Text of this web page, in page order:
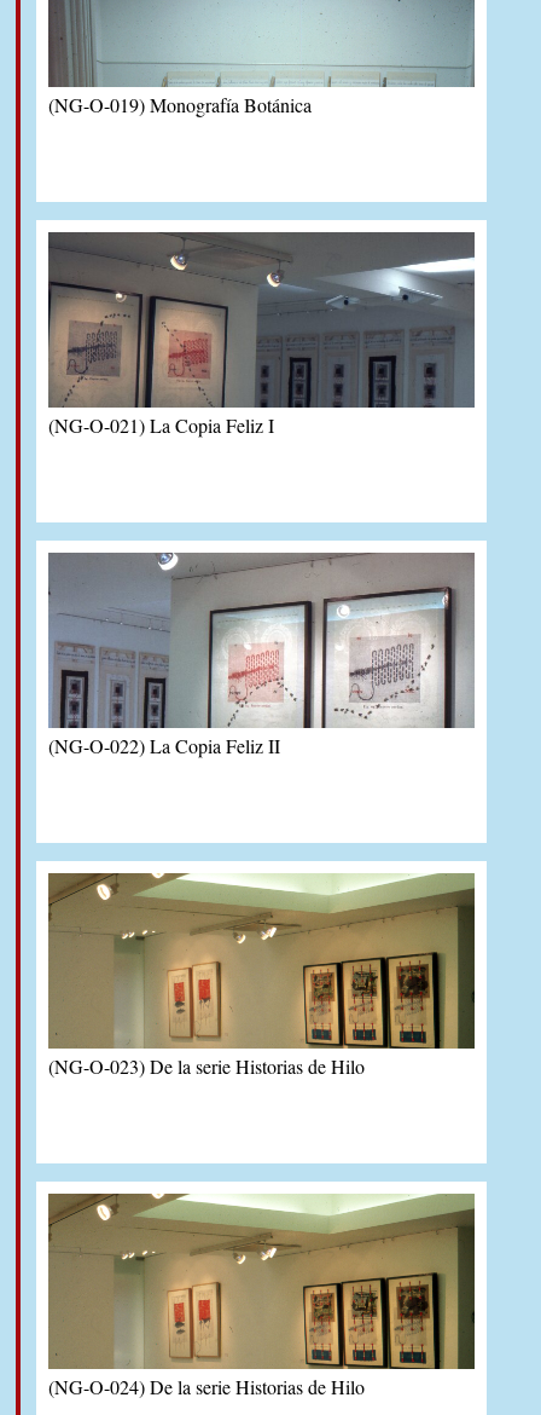
(NG-O-019) Monografía Botánica
(NG-O-021) La Copia Feliz I
(NG-O-022) La Copia Feliz II
(NG-O-023) De la serie Historias de Hilo
(NG-O-024) De la serie Historias de Hilo